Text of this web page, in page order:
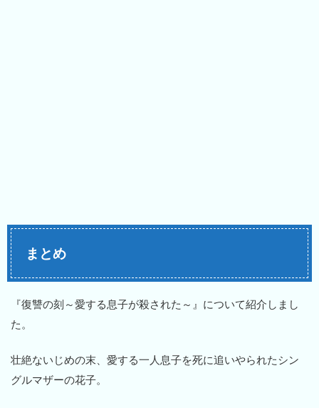
まとめ
『復讐の刻～愛する息子が殺された～』について紹介しまし
た。
壮絶ないじめの末、愛する一人息子を死に追いやられたシン
グルマザーの花子。